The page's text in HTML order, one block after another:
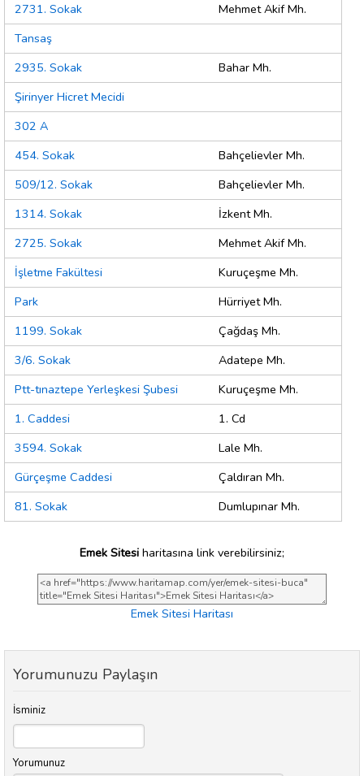
2731. Sokak
Mehmet Akif Mh.
Tansaş
2935. Sokak
Bahar Mh.
Şirinyer Hicret Mecidi
302 A
454. Sokak
Bahçelievler Mh.
509/12. Sokak
Bahçelievler Mh.
1314. Sokak
İzkent Mh.
2725. Sokak
Mehmet Akif Mh.
İşletme Fakültesi
Kuruçeşme Mh.
Park
Hürriyet Mh.
1199. Sokak
Çağdaş Mh.
3/6. Sokak
Adatepe Mh.
Ptt-tınaztepe Yerleşkesi Şubesi
Kuruçeşme Mh.
1. Caddesi
1. Cd
3594. Sokak
Lale Mh.
Gürçeşme Caddesi
Çaldıran Mh.
81. Sokak
Dumlupınar Mh.
Emek Sitesi haritasına link verebilirsiniz;
Emek Sitesi Haritası
Yorumunuzu Paylaşın
İsminiz
Yorumunuz